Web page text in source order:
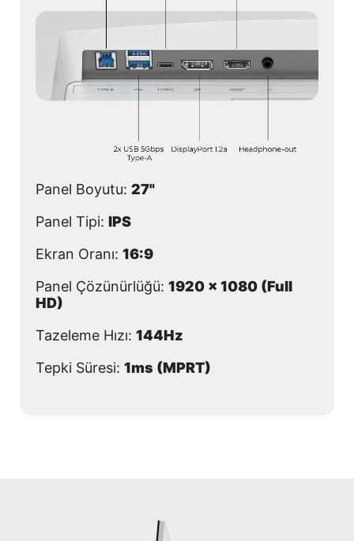
Panel Boyutu: 27"
Panel Tipi: IPS
Ekran Oranı: 16:9
Panel Çözünürlüğü: 1920 x 1080 (Full
HD)
Tazeleme Hızı: 144Hz
Tepki Süresi: 1ms (MPRT)